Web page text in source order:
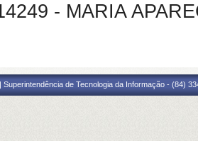
- MARIA
Superintendência de Tecnologia da Informação - (84)